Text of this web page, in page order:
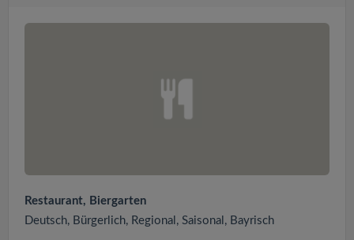
Restaurant, Biergarten
Deutsch, Bürgerlich, Regional, Saisonal, Bayrisch